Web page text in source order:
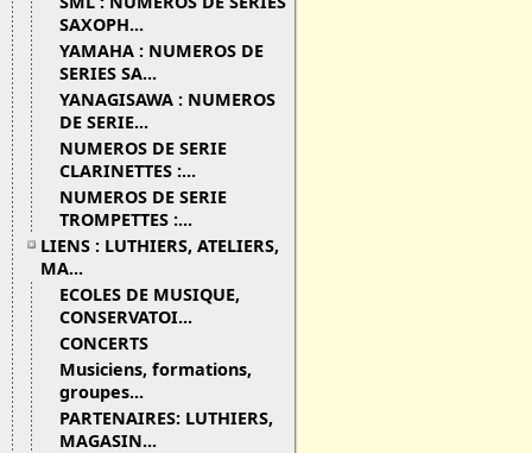
SAXOPH...
YAMAHA : NUMEROS DE
SERIES SA...
YANAGISAWA : NUMEROS
DE SERIE...
NUMEROS DE SERIE
CLARINETTES :...
NUMEROS DE SERIE
TROMPETTES :...
LIENS : LUTHIERS, ATELIERS,
MA...
ECOLES DE MUSIQUE,
CONSERVATOI...
CONCERTS
Musiciens, formations,
groupes...
PARTENAIRES: LUTHIERS,
MAGASIN...